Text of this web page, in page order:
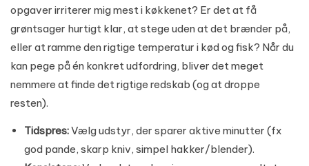
opgaver irriterer mig mest i køkkenet? Er det at få
grøntsager hurtigt klar, at stege uden at det brænder på,
eller at ramme den rigtige temperatur i kød og fisk? Når du
kan pege på én konkret udfordring, bliver det meget
nemmere at finde det rigtige redskab (og at droppe
resten).
Tidspres:Vælg udstyr, der sparer aktive minutter (fx
god pande, skarp kniv, simpel hakker/blender).